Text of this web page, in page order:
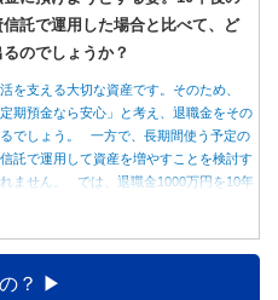
信託で運用した場合と比べて、ど
のでしょうか？
を支える大切な資産です。そのため、
定期預金なら安心」と考え、退職金をその
でしょう。 一方で、長期間使う予定の
託で運用して資産を増やすことを検討す
ません。 では、退職金1000万円を10年
？